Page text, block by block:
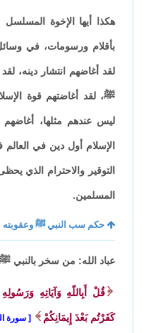
هكذا أيها الإخوة
بأقلام ورسومات، في
لقد أغاضهم انتشار دينه،
ﷺ، لقد أغاضتهم قوة
ليس عندهم مثلها،
الإسلام أول دين في
التوقير والاحترام الذي
المسلمين.
حكم سب النبي ﷺ وعقوبته
عباد الله: من سخر بالنبي
قُلْ أَبِاللّهِ وَآيَاتِهِ
كَفَرْتُم بَعْدَ إِيمَانِكُمْ سورة